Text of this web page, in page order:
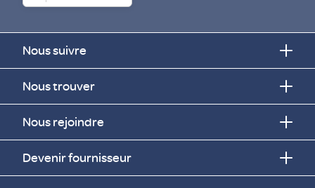
Nous suivre
Nous trouver
Nous rejoindre
Devenir fournisseur